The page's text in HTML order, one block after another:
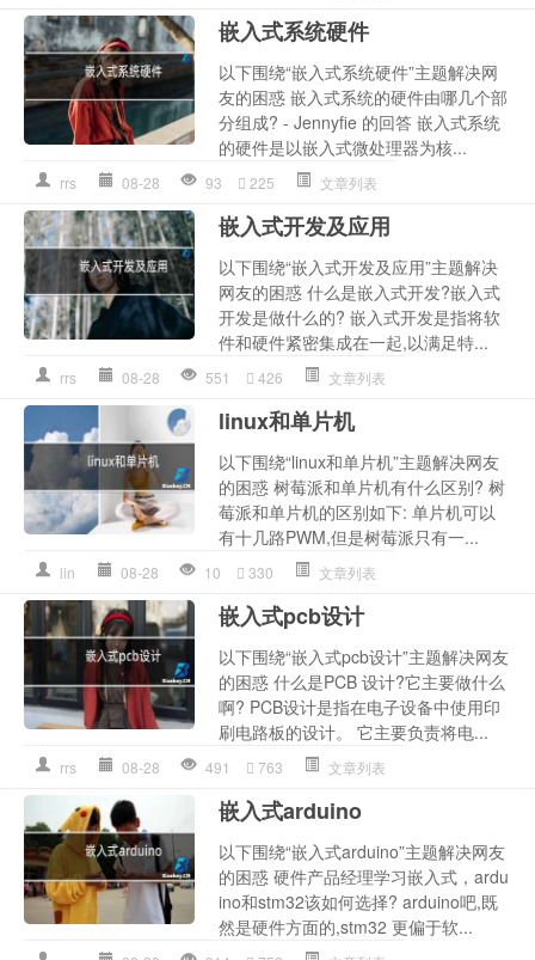
嵌入式系统硬件
以下围绕“嵌入式系统硬件”主题解决网
友的困惑 嵌入式系统的硬件由哪几个部
分组成? - Jennyfie 的回答 嵌入式系统
的硬件是以嵌入式微处理器为核...
rrs 08-28 93 225 文章列表
嵌入式开发及应用
以下围绕“嵌入式开发及应用”主题解决
网友的困惑 什么是嵌入式开发?嵌入式
开发是做什么的? 嵌入式开发是指将软
件和硬件紧密集成在一起,以满足特...
rrs 08-28 551 426 文章列表
linux和单片机
以下围绕“linux和单片机”主题解决网友
的困惑 树莓派和单片机有什么区别? 树
莓派和单片机的区别如下: 单片机可以
有十几路PWM,但是树莓派只有一...
lin 08-28 10 330 文章列表
嵌入式pcb设计
以下围绕“嵌入式pcb设计”主题解决网友
的困惑 什么是PCB 设计?它主要做什么
啊? PCB设计是指在电子设备中使用印
刷电路板的设计。 它主要负责将电...
rrs 08-28 491 763 文章列表
嵌入式arduino
以下围绕“嵌入式arduino”主题解决网友
的困惑 硬件产品经理学习嵌入式，ardu
ino和stm32该如何选择? arduino吧,既
然是硬件方面的,stm32 更偏于软...